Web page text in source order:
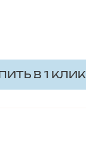
В 1 КЛИК